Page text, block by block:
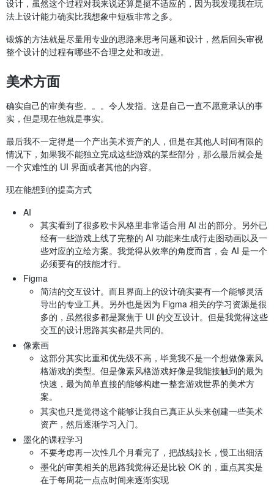
设计，虽然这个过程对我来说还算是挺不适应的，因为我发现我在玩
法上设计能力确实比我想象中短板非常之多。
锻炼的方法就是尽量用专业的思路来思考问题和设计，然后回头审视
整个设计的过程有哪些不合理之处和改进。
美术方面
确实自己的审美有些。。。令人发指。这是自己一直不愿意承认的事
实，但是现在他就是事实。
最后我不一定得是一个产出美术资产的人，但是在其他人时间有限的
情况下，如果我不能独立完成这些游戏的某些部分，那么最后就会是
一个灾难性的 UI 界面或者其他的内容。
现在能想到的提高方式
AI
其实看到了很多欧卡风格里非常适合用 AI 出的部分。另外已
经有一些游戏上线了完整的 AI 功能来生成行走图动画以及一
些对应的立绘方案。我觉得从效率的角度而言，会 AI 是一个
必须要有的技能才行。
Figma
简洁的交互设计。而且界面上的设计确实要有一个能够灵活
导出的专业工具。另外也是因为 Figma 相关的学习资源是很
多的，虽然很多都是聚焦于 UI 的交互设计。但是我觉得这些
交互的设计思路其实都是共同的。
像素画
这部分其实比重和优先级不高，毕竟我不是一个想做像素风
格游戏的类型。但是像素风格游戏好像是我能接触到的最为
快速，最为简单直接的能够构建一整套游戏世界的美术方
案。
其实也只是觉得这个能够让我自己真正从头来创建一些美术
资产，然后逐渐学习入门。
墨化的课程学习
不要考虑再一次性几个月看完了，把战线拉长，慢工出细活
墨化的审美相关的思路我觉得还是比较 OK 的，重点其实是
在于每周花一点点时间来逐渐实现